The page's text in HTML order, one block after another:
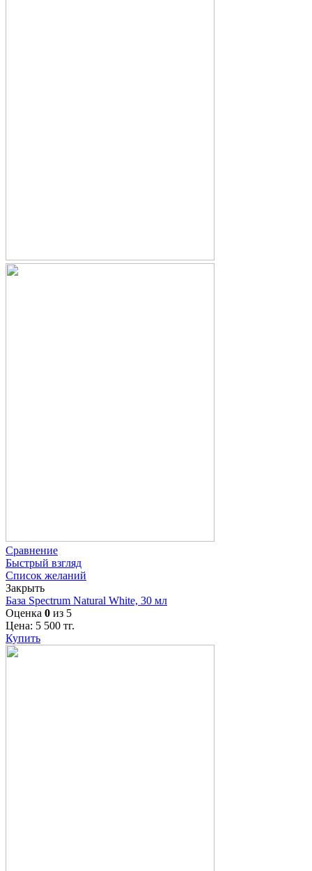
Сравнение
Быстрый взгляд
Список желаний
Закрыть
База Spectrum Natural White, 30 мл
Оценка 0 из 5
Цена: 5 500 тг.
Купить